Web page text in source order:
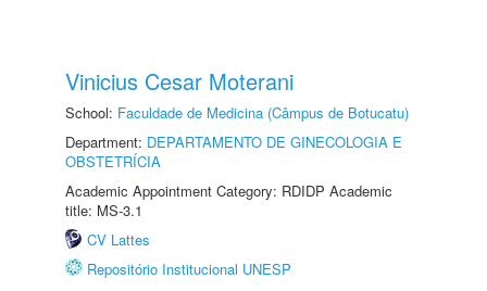
Vinicius Cesar Moterani
School: Faculdade de Medicina (Câmpus de Botucatu)
Department: DEPARTAMENTO DE GINECOLOGIA E
OBSTETRÍCIA
Academic Appointment Category: RDIDP Academic
title: MS-3.1
CV Lattes
Repositório Institucional UNESP